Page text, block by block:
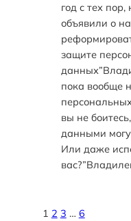
год с тех
объявили о
защите
пока вообще
вы не
данными
Или даже
1 2 3 … 6